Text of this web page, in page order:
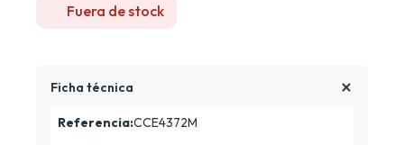
Fuera de stock
Ficha técnica
Referencia:CCE4372M